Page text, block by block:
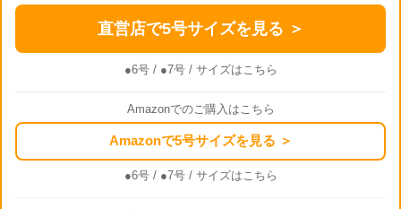
直営店で5号サイズを見る ＞
●6号/ ●7号/ サイズはこちら
Amazonでのご購入はこちら
Amazonで5号サイズを見る ＞
●6号/ ●7号/ サイズはこちら